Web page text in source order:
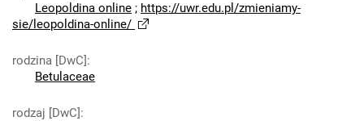
Leopoldina online ; https://uwr.edu.pl/zmieniamy-
sie/leopoldina-online/
rodzina [DwC]:
Betulaceae
rodzaj [DwC]: